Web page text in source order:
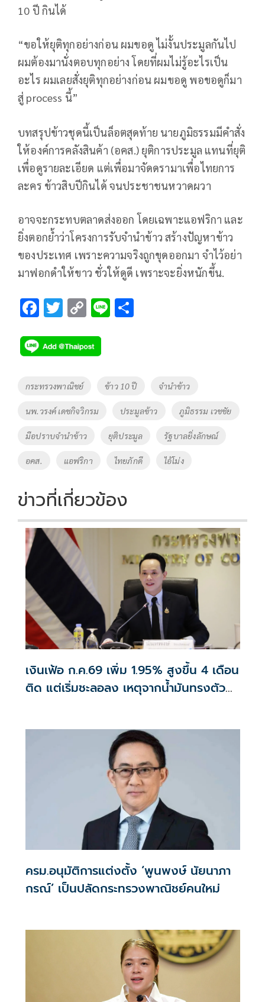
10 ปี กินได้
“ขอให้ยุติทุกอย่างก่อน ผมขอดู ไม่งั้นประมูลกันไป
ผมต้องมานั่งตอบทุกอย่าง โดยที่ผมไม่รู้อะไรเป็น
อะไร ผมเลยสั่งยุติทุกอย่างก่อน ผมขอดู พอขอดูก็มา
สู่ process นี้”
บทสรุปข้าวชุดนี้เป็นล็อตสุดท้าย นายภูมิธรรมมีคำสั่ง
ให้องค์การคลังสินค้า (อคส.) ยุติการประมูล แทนที่ยุติ
เพื่อดูรายละเอียด แต่เพื่อมาจัดดรามาเพื่อไทยการ
ละคร ข้าวสิบปีกินได้ จนประชาชนหวาดผวา
อาจจะกระทบตลาดส่งออก โดยเฉพาะแอฟริกา และ
ยิ่งตอกย้ำว่าโครงการรับจำนำข้าว สร้างปัญหาข้าว
ของประเทศ เพราะความจริงถูกขุดออกมา จำไว้อย่า
มาฟอกดำให้ขาว ชั่วให้ดูดี เพราะจะยิ่งหนักขึ้น.
F
e
b
o
k
T
tt
er
C
p
y
k
Li
Tags
กระทรวงพาณิชย์ ข้าว 10 ปี จำนำข้าว
นพ.วรงค์ เดชกิจวิกรม ประมูลข้าว ภูมิธรรม เวชชัย
มือปราบจำนำข้าว ยุติประมูล รัฐบาลยิ่งลักษณ์
อคส. แอฟริกา ไทยภักดี ไอ้โม่ง
ข่าวที่เกี่ยวข้อง
เงินเฟ้อ ก.ค.69 เพิ่ม 1.95% สูงขึ้น 4 เดือน
ติด แต่เริ่มชะลอลง เหตุจากน้ำมันทรงตัว
ครม.อนุมัติการแต่งตั้ง ‘พูนพงษ์ นัยนาภา
กรณ์’ เป็นปลัดกระทรวงพาณิชย์คนใหม่